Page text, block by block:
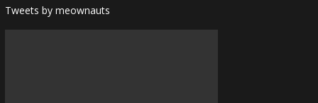
Tweets by meownauts